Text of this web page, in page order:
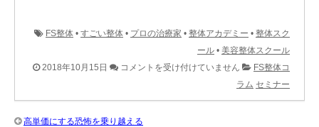
FS整体 • すごい整体 • プロの治療家 • 整体アカデミー • 整体スク
ール • 美容整体スクール
2018年10月15日
初
て
の
コメントを受け付けていません
FS整体コ
ラム セミナー
高単価にする恐怖を乗り越える